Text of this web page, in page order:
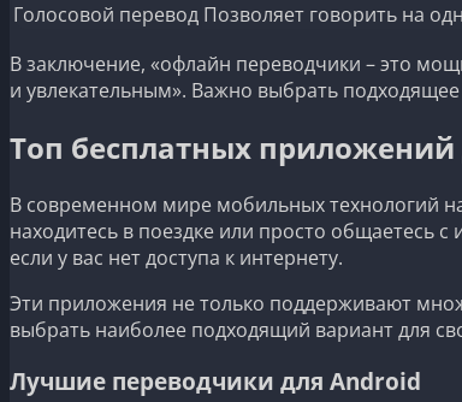
Голосовой перевод Позволяет говорить на
В заключение, «офлайн переводчики – это
и увлекательным». Важно выбрать
Топ бесплатных приложений
В современном мире мобильных технологий
находитесь в поездке или просто общаетесь
если у вас нет доступа к интернету.
Эти приложения не только поддерживают
выбрать наиболее подходящий вариант для
Лучшие переводчики для Android